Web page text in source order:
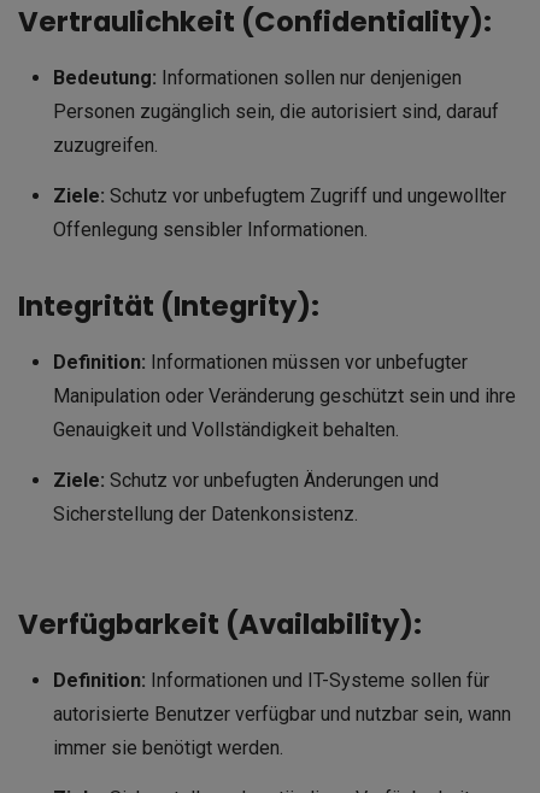
Vertraulichkeit (Confidentiality):
Bedeutung: Informationen sollen nur denjenigen
Personen zugänglich sein, die autorisiert sind, darauf
zuzugreifen.
Ziele: Schutz vor unbefugtem Zugriff und ungewollter
Offenlegung sensibler Informationen.
Integrität (Integrity):
Definition: Informationen müssen vor unbefugter
Manipulation oder Veränderung geschützt sein und ihre
Genauigkeit und Vollständigkeit behalten.
Ziele: Schutz vor unbefugten Änderungen und
Sicherstellung der Datenkonsistenz.
Verfügbarkeit (Availability):
Definition: Informationen und IT-Systeme sollen für
autorisierte Benutzer verfügbar und nutzbar sein, wann
immer sie benötigt werden.